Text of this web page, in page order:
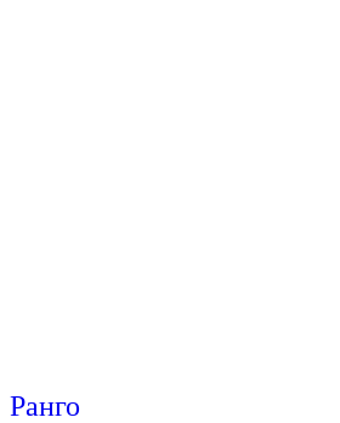
Ранго